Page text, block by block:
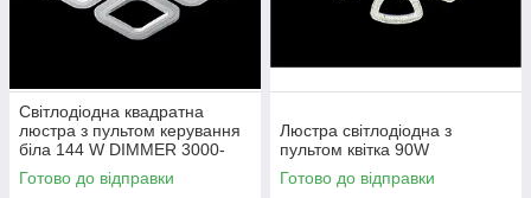
Світлодіодна квадратна
люстра з пультом керування
біла 144 W DIMMER 3000-
6000 H120*L450*W450
Готово до відправки
Люстра світлодіодна з
пультом квітка 90W
Готово до відправки